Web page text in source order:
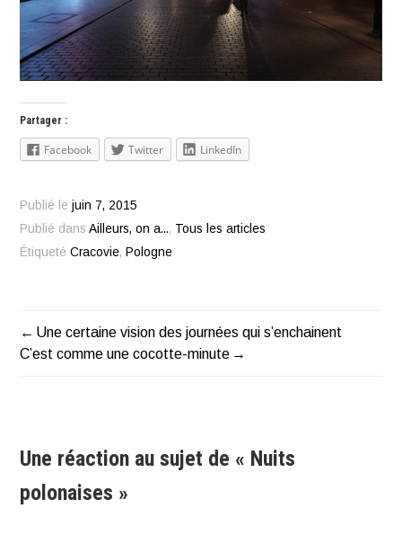
Partager :
Facebook Twitter LinkedIn
Publié lejuin 7, 2015
Publié dansAilleurs, on a..., Tous les articles
ÉtiquetéCracovie, Pologne
Navigation
Une certaine vision des journées qui s’enchainent
C’est comme une cocotte-minute
Une réaction au sujet de « Nuits
polonaises »